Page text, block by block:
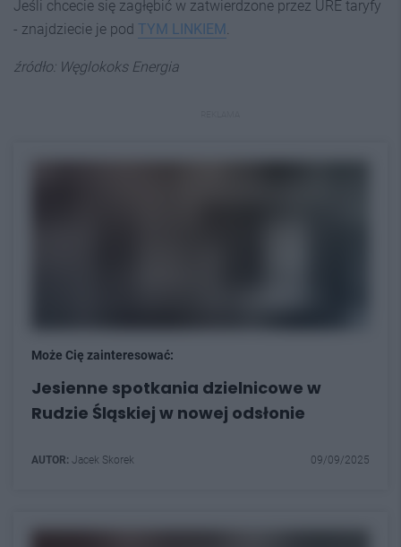
Jeśli chcecie się zagłębić w zatwierdzone przez URE taryfy
- znajdziecie je pod TYM LINKIEM
źródło: Węglokoks Energia
Może Cię zainteresować:
Jesienne spotkania dzielnicowe w
Rudzie Śląskiej w nowej odsłonie
AUTOR: Jacek Skorek 09/09/2025